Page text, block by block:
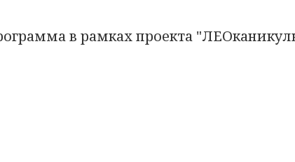
в рамках проекта